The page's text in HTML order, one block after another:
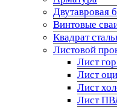
Двутавровая
Винтовые
Квадрат
Листовой
Лист
Лист
Лист
Лист